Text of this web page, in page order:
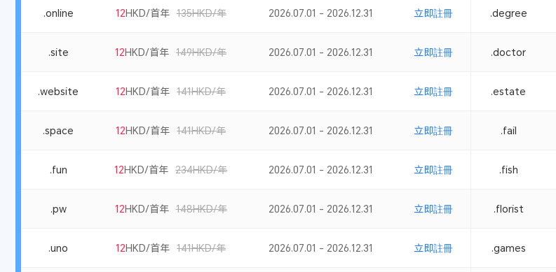
.online 12HKD/首年 135HKD/年 2026.07.01 - 2026.12.31 立即註冊
.site 12HKD/首年 149HKD/年 2026.07.01 - 2026.12.31 立即註冊
.website 12HKD/首年 141HKD/年 2026.07.01 - 2026.12.31 立即註冊
.space 12HKD/首年 141HKD/年 2026.07.01 - 2026.12.31 立即註冊
.fun 12HKD/首年 234HKD/年 2026.07.01 - 2026.12.31 立即註冊
.pw 12HKD/首年 148HKD/年 2026.07.01 - 2026.12.31 立即註冊
.uno 12HKD/首年 141HKD/年 2026.07.01 - 2026.12.31 立即註冊
.degree
.doctor
.estate
.fail
.fish
.florist
.games